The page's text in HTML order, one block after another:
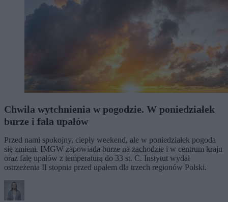
Chwila wytchnienia w pogodzie. W poniedziałek
burze i fala upałów
Przed nami spokojny, ciepły weekend, ale w poniedziałek pogoda
się zmieni. IMGW zapowiada burze na zachodzie i w centrum kraju
oraz falę upałów z temperaturą do 33 st. C. Instytut wydał
ostrzeżenia II stopnia przed upałem dla trzech regionów Polski.